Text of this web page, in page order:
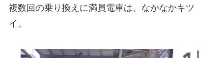
複数回の乗り換えに満員電車は、なかなかキツ
イ。